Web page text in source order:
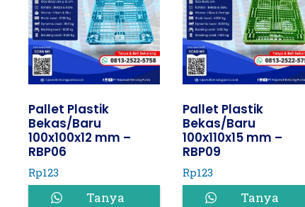
Pallet Plastik
Bekas/Baru
100x100x12 mm –
RBP06
Rp123
Tanya
Pallet Plastik
Bekas/Baru
100x110x15 mm –
RBP09
Rp123
Tanya